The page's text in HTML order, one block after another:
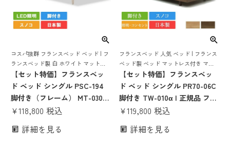
コスパ抜群 フランスベッド ベッド | フ
ランスベッド製 白 ホワイト マットレ
ス付き ベット マットレスセット 脚付
き スノコ すのこ すのこベッド 宮付き
【セット特価】フランスベッ
ド ベッド シングル PSC-194
脚付き（フレーム） MT-030ス
リム（マットレス） | 正規品
付き マットレス 白 ホワイト
¥118,800 税込
詳細を見る
フランスベッド 人気 ベッド | フランス
ベッド製 ベッド マットレス付き マッ
トレスセット ベッドセット 日本製 国
産 すのこ 70周年 宮付き 棚付き コンセ
【セット特価】フランスベッ
ド ベッド シングル PR70-06C
脚付き TW-010α | 正規品 フラ
ンスベッド製 ベッド マットレ
ームマットレスセット ベッド
¥119,800 税込
詳細を見る